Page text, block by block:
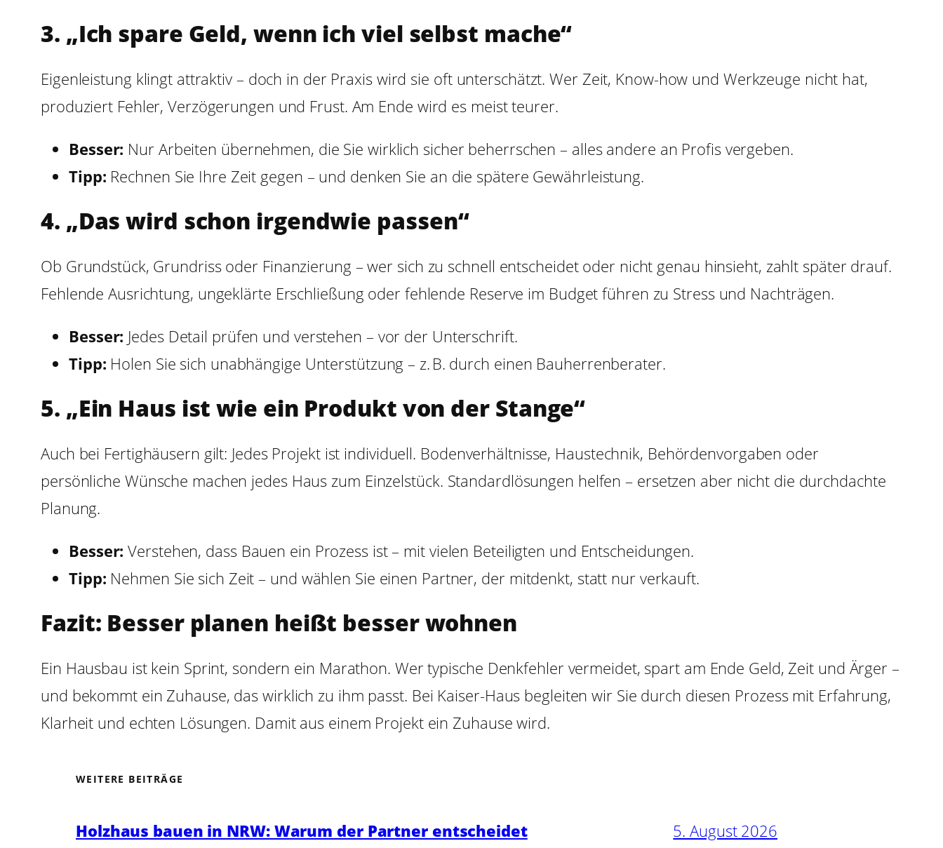
3. „Ich spare Geld, wenn ich viel selbst mache“
Eigenleistung klingt attraktiv – doch in der Praxis wird sie oft unterschätzt. Wer Zeit, Know-how und Werkzeuge nicht hat,
produziert Fehler, Verzögerungen und Frust. Am Ende wird es meist teurer.
Besser: Nur Arbeiten übernehmen, die Sie wirklich sicher beherrschen – alles andere an Profis vergeben.
Tipp: Rechnen Sie Ihre Zeit gegen – und denken Sie an die spätere Gewährleistung.
4. „Das wird schon irgendwie passen“
Ob Grundstück, Grundriss oder Finanzierung – wer sich zu schnell entscheidet oder nicht genau hinsieht, zahlt später drauf.
Fehlende Ausrichtung, ungeklärte Erschließung oder fehlende Reserve im Budget führen zu Stress und Nachträgen.
Besser: Jedes Detail prüfen und verstehen – vor der Unterschrift.
Tipp: Holen Sie sich unabhängige Unterstützung – z. B. durch einen Bauherrenberater.
5. „Ein Haus ist wie ein Produkt von der Stange“
Auch bei Fertighäusern gilt: Jedes Projekt ist individuell. Bodenverhältnisse, Haustechnik, Behördenvorgaben oder
persönliche Wünsche machen jedes Haus zum Einzelstück. Standardlösungen helfen – ersetzen aber nicht die durchdachte
Planung.
Besser: Verstehen, dass Bauen ein Prozess ist – mit vielen Beteiligten und Entscheidungen.
Tipp: Nehmen Sie sich Zeit – und wählen Sie einen Partner, der mitdenkt, statt nur verkauft.
Fazit: Besser planen heißt besser wohnen
Ein Hausbau ist kein Sprint, sondern ein Marathon. Wer typische Denkfehler vermeidet, spart am Ende Geld, Zeit und Ärger –
und bekommt ein Zuhause, das wirklich zu ihm passt. Bei Kaiser-Haus begleiten wir Sie durch diesen Prozess mit Erfahrung,
Klarheit und echten Lösungen. Damit aus einem Projekt ein Zuhause wird.
WEITERE BEITRÄGE
Holzhaus bauen in NRW: Warum der Partner entscheidet 5. August 2026